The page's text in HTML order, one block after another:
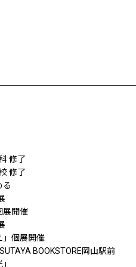
修了
修了
る
展開催
」個展開催
BOOKSTORE岡山駅前